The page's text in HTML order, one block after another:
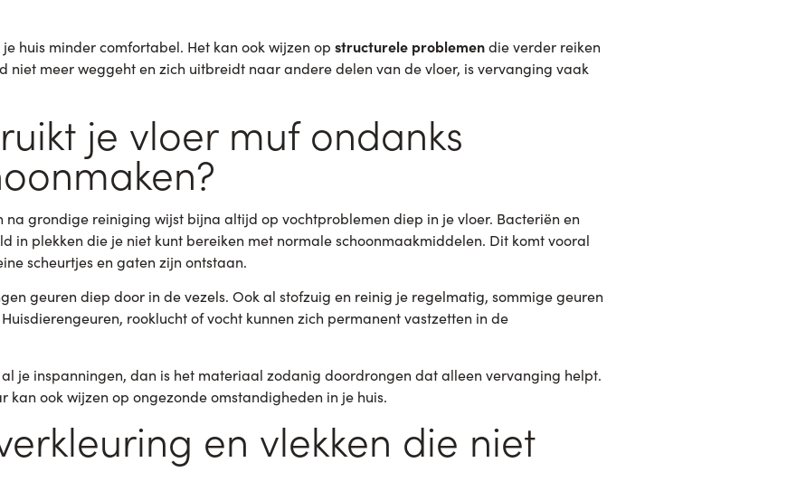
huis minder comfortabel. Het kan ook wijzen op structurele problemendie verder reiken
niet meer weggeht en zich uitbreidt naar andere delen van de vloer, is vervanging vaak
je vloer muf ondanks
na grondige reiniging wijst bijna altijd op vochtproblemen diep in je vloer. Bacteriën en
in plekken die je niet kunt bereiken met normale schoonmaakmiddelen. Dit komt vooral
scheurtjes en gaten zijn ontstaan.
geuren diep door in de vezels. Ook al stofzuig en reinig je regelmatig, sommige geuren
rooklucht of vocht kunnen zich permanent vastzetten in de
je inspanningen, dan is het materiaal zodanig doordrongen dat alleen vervanging helpt.
kan ook wijzen op ongezonde omstandigheden in je huis.
en vlekken die niet